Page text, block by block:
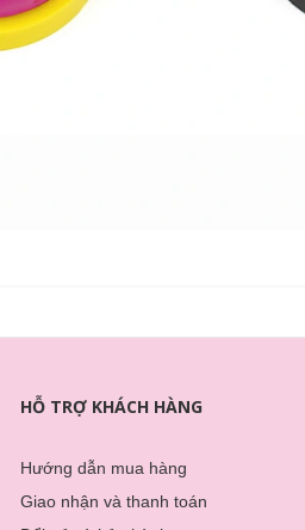
HỖ TRỢ KHÁCH HÀNG
Hướng dẫn mua hàng
Giao nhận và thanh toán